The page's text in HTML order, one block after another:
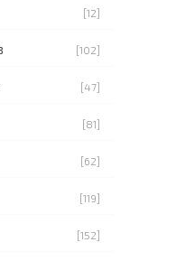
[12]
[102]
[47]
[81]
[62]
[119]
[152]